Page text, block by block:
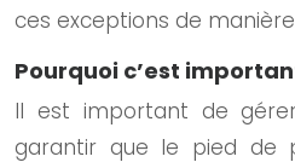
ces exceptions de
Pourquoi c’est
Il est important de
garantir que le pied de